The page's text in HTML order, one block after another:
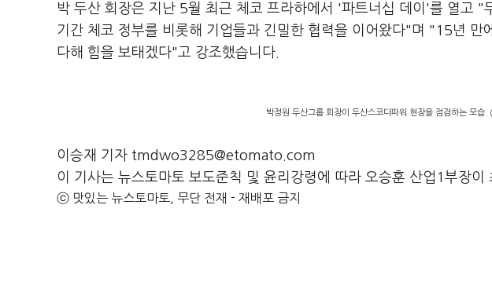
박 두산 회장은 지난 5월 최근 체코 프라하에서 '파트너십 데이'를 열고 "
기간 체코 정부를 비롯해 기업들과 긴밀한 협력을 이어왔다"며 "15년 만
다해 힘을 보태겠다"고 강조했습니다.
박정원 두산그룹 회장이 두산스코다파워 현장을 점검하는 모습.
이승재 기자 tmdwo3285@etomato.com
이 기사는 뉴스토마토 보도준칙 및 윤리강령에 따라 오승훈 산업1부장이
ⓒ 맛있는 뉴스토마토, 무단 전재 - 재배포 금지